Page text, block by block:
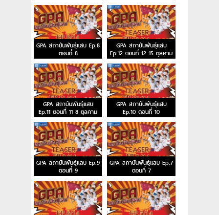
GPA สถาบันพันธุ์แสบ Ep.8
ตอนที่ 8
GPA สถาบันพันธุ์แสบ
Ep.12 ตอนที่ 12 15 ตุลคาม
2558
GPA สถาบันพันธุ์แสบ
Ep.11 ตอนที่ 11 8 ตุลคาม
2558
GPA สถาบันพันธุ์แสบ
Ep.10 ตอนที่ 10
GPA สถาบันพันธุ์แสบ Ep.9
ตอนที่ 9
GPA สถาบันพันธุ์แสบ Ep.7
ตอนที่ 7